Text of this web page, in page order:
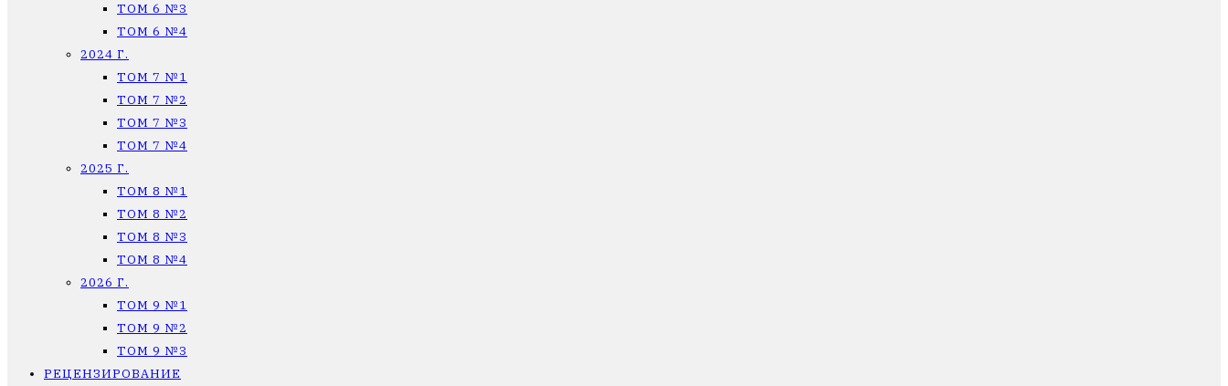
ТОМ 6 №3
ТОМ 6 №4
2024 Г.
ТОМ 7 №1
ТОМ 7 №2
ТОМ 7 №3
ТОМ 7 №4
2025 Г.
ТОМ 8 №1
ТОМ 8 №2
ТОМ 8 №3
ТОМ 8 №4
2026 Г.
ТОМ 9 №1
ТОМ 9 №2
ТОМ 9 №3
РЕЦЕНЗИРОВАНИЕ